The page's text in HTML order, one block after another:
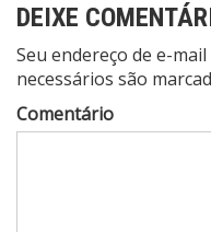
DEIXE
Seu endereço de e-
necessários são
Comentário